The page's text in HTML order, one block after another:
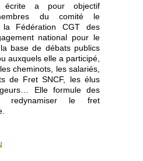
écrite a pour objectif
du comité le
la Fédération CGT des
national pour le
base de débats publics
auxquels elle a participé,
cheminots, les salariés,
de Fret SNCF, les élus
Elle formule des
redynamiser le fret